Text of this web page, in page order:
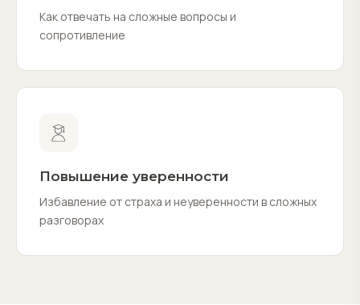
Как отвечать на сложные вопросы и
сопротивление
Повышение уверенности
Избавление от страха и неуверенности в сложных
разговорах